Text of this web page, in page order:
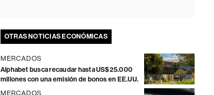
OTRAS NOTICIAS ECONÓMICAS
MERCADOS
Alphabet busca recaudar hasta US$25.000
millones con una emisión de bonos en EE.UU.
MERCADOS